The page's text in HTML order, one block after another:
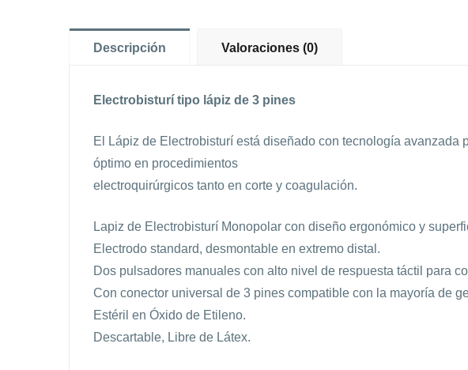
Descripción Valoraciones (0)
Electrobisturí tipo lápiz de 3 pines
El Lápiz de Electrobisturí está diseñado con tecnología avanzada
óptimo en procedimientos
electroquirúrgicos tanto en corte y coagulación.
Lapiz de Electrobisturí Monopolar con diseño ergonómico y
Electrodo standard, desmontable en extremo distal.
Dos pulsadores manuales con alto nivel de respuesta táctil para
Con conector universal de 3 pines compatible con la mayoría de
Estéril en Óxido de Etileno.
Descartable, Libre de Látex.